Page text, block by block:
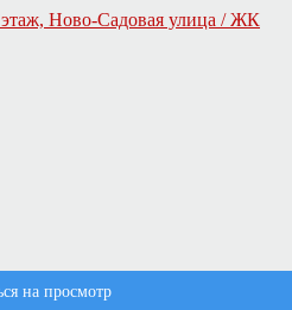
этаж, Ново-Садовая улица / ЖК
на просмотр